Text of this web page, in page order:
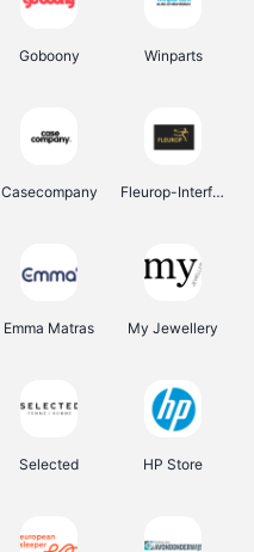
Goboony Winparts
Casecompany Fleurop-Interflora
Emma Matras My Jewellery
Selected HP Store